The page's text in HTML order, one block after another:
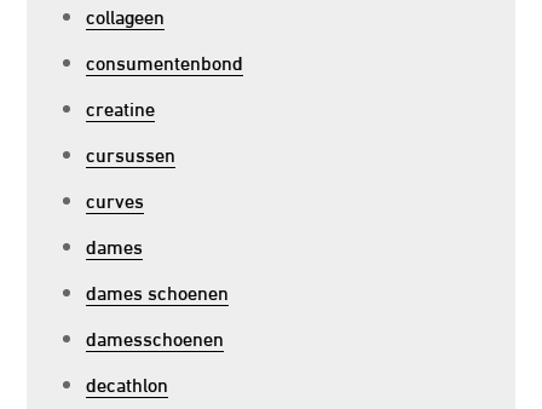
collageen
consumentenbond
creatine
cursussen
curves
dames
dames schoenen
damesschoenen
decathlon